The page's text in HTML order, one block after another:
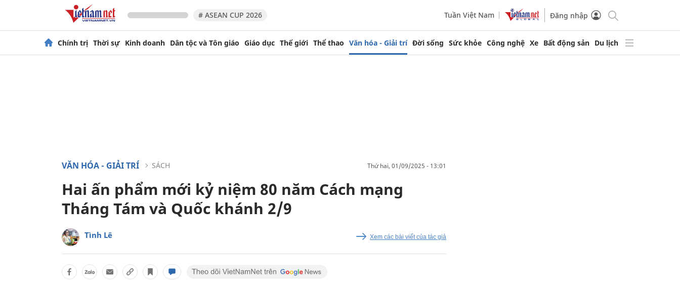
# ASEAN CUP 2026 Tuần Việt Nam Đăng nhập
Chính trị Thời sự Kinh doanh Dân tộc và Tôn giáo Giáo dục Thế giới Thể thao Văn hóa - Giải trí Đời sống Sức khỏe Công nghệ Xe Bất động sản Du lịch
VĂN HÓA - GIẢI TRÍ SÁCH thứ hai, 01/09/2025 - 13:01
Hai ấn phẩm mới kỷ niệm 80 năm Cách mạng
Tháng Tám và Quốc khánh 2/9
Tình Lê Xem các bài viết của tác giả